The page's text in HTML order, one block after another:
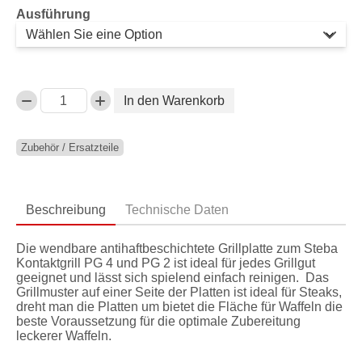
Ausführung
Anzahl In den Warenkorb
Zubehör / Ersatzteile
Beschreibung Technische Daten
Die wendbare antihaftbeschichtete Grillplatte zum Steba
Kontaktgrill PG 4 und PG 2 ist ideal für jedes Grillgut
geeignet und lässt sich spielend einfach reinigen. Das
Grillmuster auf einer Seite der Platten ist ideal für Steaks,
dreht man die Platten um bietet die Fläche für Waffeln die
beste Voraussetzung für die optimale Zubereitung
leckerer Waffeln.